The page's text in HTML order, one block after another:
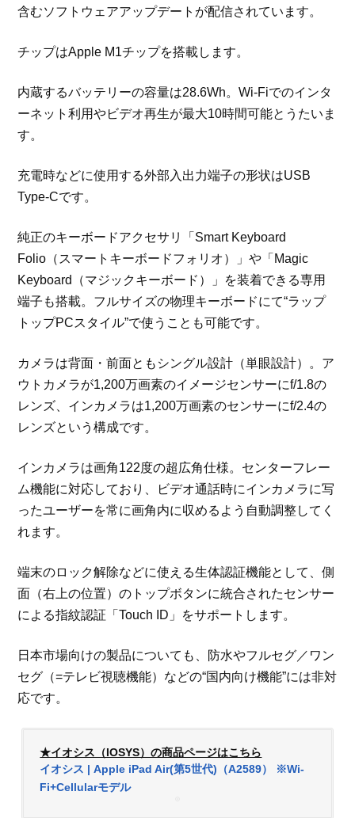
含むソフトウェアアップデートが配信されています。
チップはApple M1チップを搭載します。
内蔵するバッテリーの容量は28.6Wh。Wi-Fiでのインタ
ーネット利用やビデオ再生が最大10時間可能とうたいま
す。
充電時などに使用する外部入出力端子の形状はUSB
Type-Cです。
純正のキーボードアクセサリ「Smart Keyboard
Folio（スマートキーボードフォリオ）」や「Magic
Keyboard（マジックキーボード）」を装着できる専用
端子も搭載。フルサイズの物理キーボードにて“ラップ
トップPCスタイル”で使うことも可能です。
カメラは背面・前面ともシングル設計（単眼設計）。ア
ウトカメラが1,200万画素のイメージセンサーにf/1.8の
レンズ、インカメラは1,200万画素のセンサーにf/2.4の
レンズという構成です。
インカメラは画角122度の超広角仕様。センターフレー
ム機能に対応しており、ビデオ通話時にインカメラに写
ったユーザーを常に画角内に収めるよう自動調整してく
れます。
端末のロック解除などに使える生体認証機能として、側
面（右上の位置）のトップボタンに統合されたセンサー
による指紋認証「Touch ID」をサポートします。
日本市場向けの製品についても、防水やフルセグ／ワン
セグ（=テレビ視聴機能）などの“国内向け機能”には非対
応です。
★イオシス（IOSYS）の商品ページはこちら
イオシス | Apple iPad Air(第5世代)（A2589） ※Wi-
Fi+Cellularモデル